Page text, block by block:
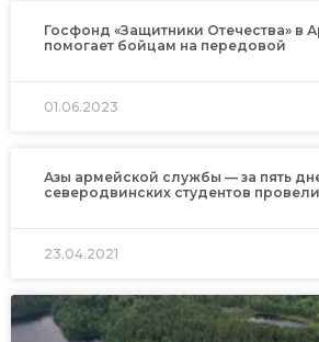
Госфонд «Защитники Отечества» в
помогает бойцам на передовой
01.06.2023
Азы армейской службы — за пять
северодвинских студентов
23.04.2021